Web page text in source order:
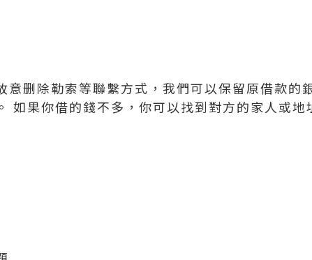
意删除勒索等聯繫方式，我們可以保留原借款的
如果你借的錢不多，你可以找到對方的家人或